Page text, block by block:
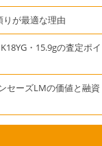
りが最適な理由
・15.9gの査定ポイ
セーズLMの価値と融資